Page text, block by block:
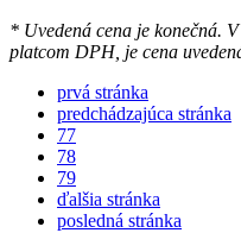
* Uvedená cena je konečná.
platcom DPH, je cena
prvá stránka
predchádzajúca stránka
77
78
79
ďalšia stránka
posledná stránka